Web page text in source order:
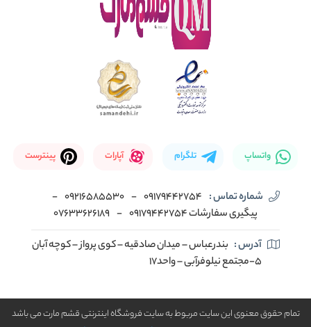
واتساپ تلگرام آپارات پینترست
شماره تماس : 09179442754
-
09216585530
-
پیگیری سفارشات 09179442754
-
07633626189
آدرس : بندرعباس – میدان صادقیه – کوی پرواز – کوچه آبان
5-مجتمع نیلوفرآبی – واحد17
تمام حقوق معنوی این سایت مربوط به سایت فروشگاه اینترنتی قشم مارت می باشد